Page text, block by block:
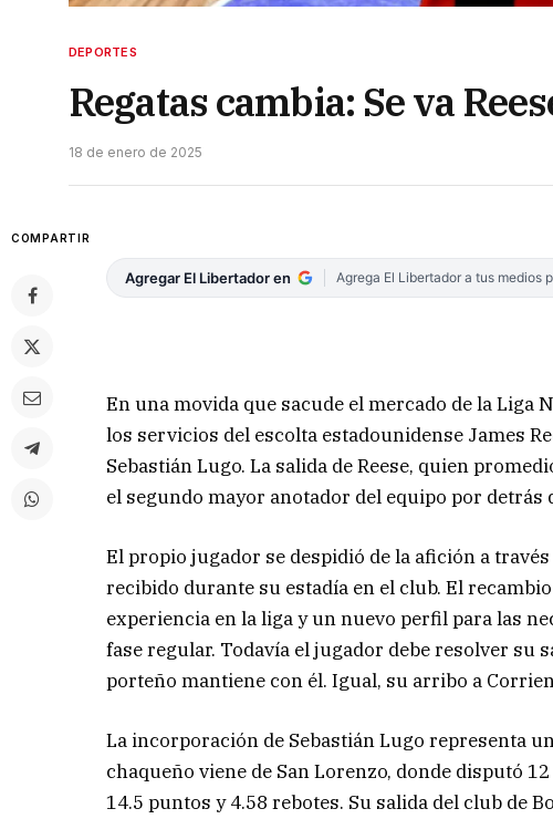
DEPORTES
Regatas cambia: Se va
18 de enero de 2025
COMPARTIR
Agregar El Libertador en Agrega El Libertador a tus medios
En una movida que sacude el mercado de la
los servicios del escolta estadounidense James
Sebastián Lugo. La salida de Reese, quien
el segundo mayor anotador del equipo por
El propio jugador se despidió de la afición a
recibido durante su estadía en el club. El
experiencia en la liga y un nuevo perfil para las
fase regular. Todavía el jugador debe resolver su
porteño mantiene con él. Igual, su arribo a
La incorporación de Sebastián Lugo representa
chaqueño viene de San Lorenzo, donde disputó
14.5 puntos y 4.58 rebotes. Su salida del club de